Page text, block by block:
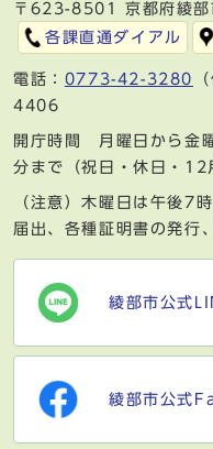
〒623-8501 京都府綾部
各課直通ダイアル
電話： 0773-42-3280
4406
開庁時間 月曜日から金
分まで（祝日・休日・12
（注意）木曜日は午後7
届出、各種証明書の発行
綾部市公式
綾部市公式